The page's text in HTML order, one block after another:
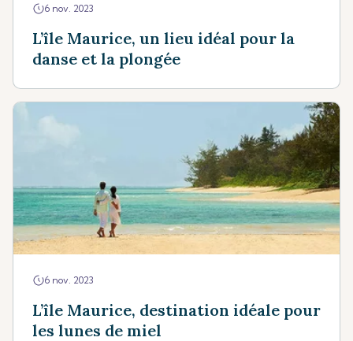
6 nov. 2023
L’île Maurice, un lieu idéal pour la
danse et la plongée
6 nov. 2023
L’île Maurice, destination idéale pour
les lunes de miel